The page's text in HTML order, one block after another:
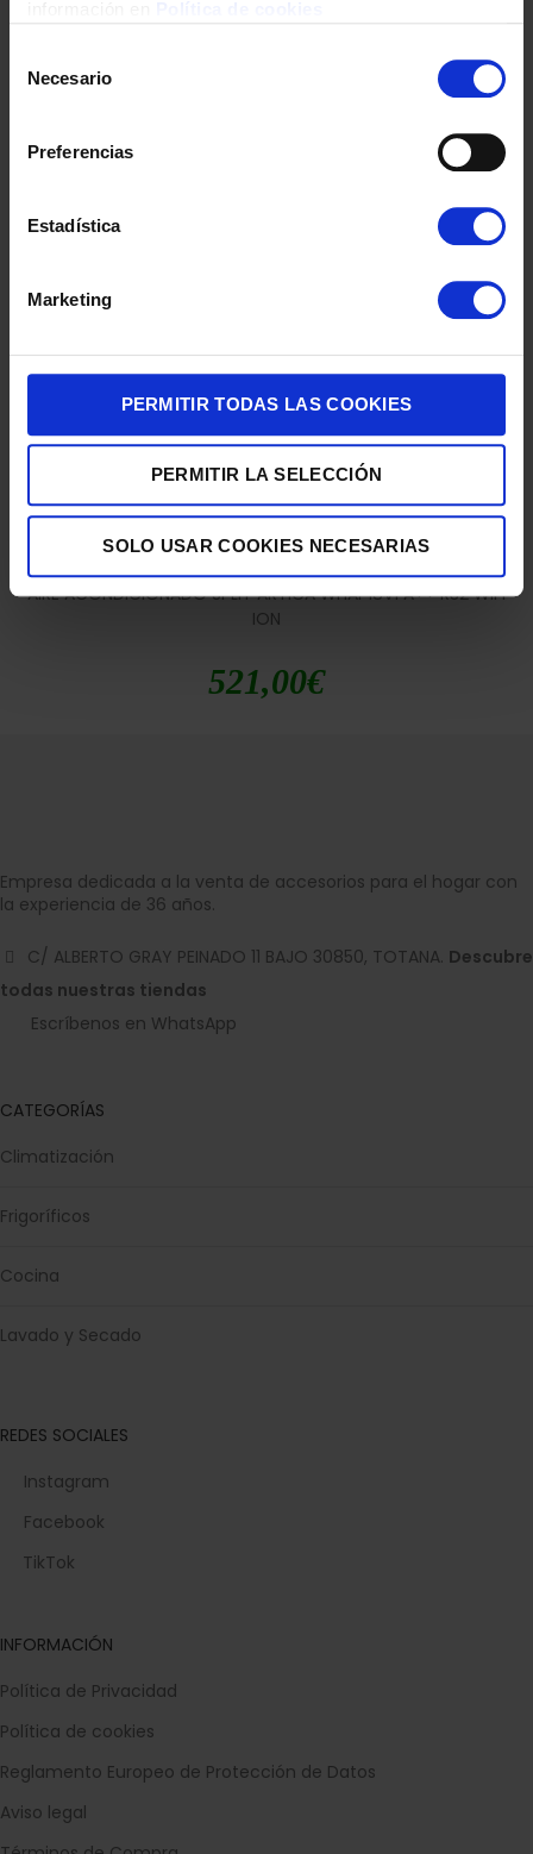
Necesario
Preferencias
Estadística
Marketing
PERMITIR TODAS LAS COOKIES
PERMITIR LA SELECCIÓN
SOLO USAR COOKIES NECESARIAS
AIRE ACONDICIONADO SPLIT ARTICA WHAP12V1 A++ R32 WIFI
AIRE ACONDICIONADO SPLIT ARTICA WHAP18V1 A++ R32 WIFI
ION
521,00€
Empresa dedicada a la venta de accesorios para el hogar con
la experiencia de 36 años.
C/ ALBERTO GRAY PEINADO 11 BAJO 30850, TOTANA. Descubre
todas nuestras tiendas
Escríbenos en WhatsApp
CATEGORÍAS
Climatización
Frigoríficos
Cocina
Lavado y Secado
REDES SOCIALES
Instagram
Facebook
TikTok
INFORMACIÓN
Política de Privacidad
Política de cookies
Reglamento Europeo de Protección de Datos
Aviso legal